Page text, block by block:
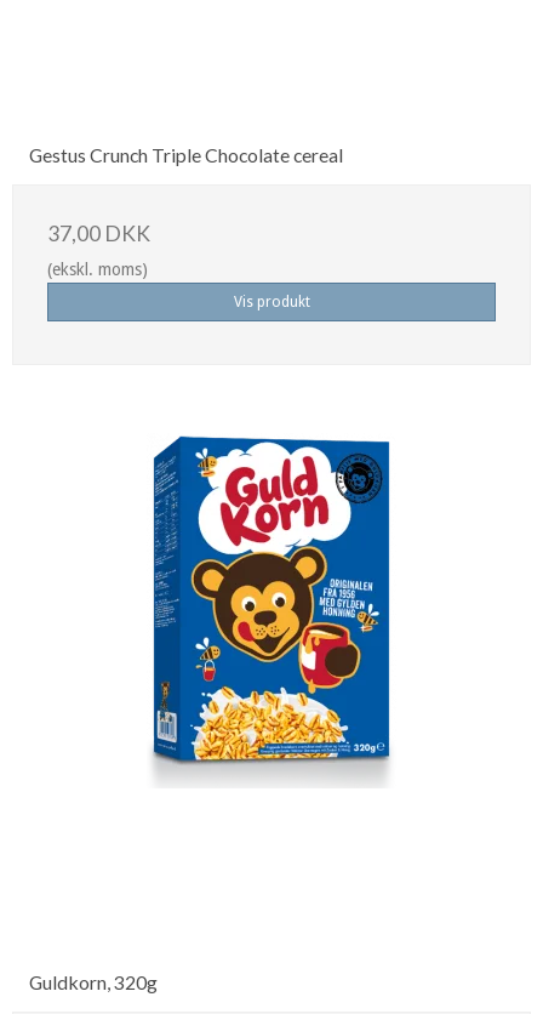
Gestus Crunch Triple Chocolate cereal
37,00 DKK
(ekskl. moms)
Vis produkt
Guldkorn, 320g